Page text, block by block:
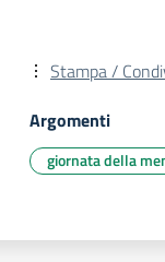
Stampa /
Argomenti
giornata della